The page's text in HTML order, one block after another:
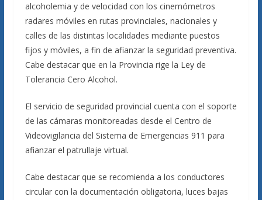
alcoholemia y de velocidad con los cinemómetros
radares móviles en rutas provinciales, nacionales y
calles de las distintas localidades mediante puestos
fijos y móviles, a fin de afianzar la seguridad preventiva.
Cabe destacar que en la Provincia rige la Ley de
Tolerancia Cero Alcohol.
El servicio de seguridad provincial cuenta con el soporte
de las cámaras monitoreadas desde el Centro de
Videovigilancia del Sistema de Emergencias 911 para
afianzar el patrullaje virtual.
Cabe destacar que se recomienda a los conductores
circular con la documentación obligatoria, luces bajas